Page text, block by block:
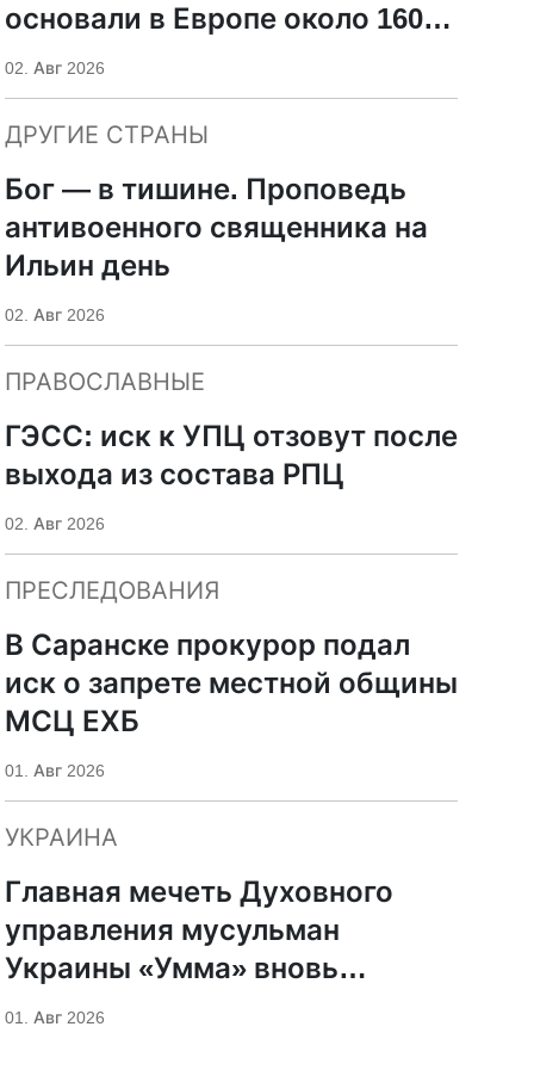
основали в Европе около 160
баптистских церквей
02. Авг 2026
ДРУГИЕ СТРАНЫ
Бог — в тишине. Проповедь
антивоенного священника на
Ильин день
02. Авг 2026
ПРАВОСЛАВНЫЕ
ГЭСС: иск к УПЦ отзовут после
выхода из состава РПЦ
02. Авг 2026
ПРЕСЛЕДОВАНИЯ
В Саранске прокурор подал
иск о запрете местной общины
МСЦ ЕХБ
01. Авг 2026
УКРАИНА
Главная мечеть Духовного
управления мусульман
Украины «Умма» вновь
пострадала от российского
01. Авг 2026